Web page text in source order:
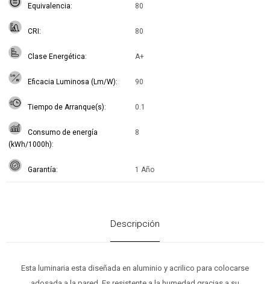
Equivalencia 80
CRI 80
Clase Energética A+
Eficacia Luminosa (Lm/W) 90
Tiempo de Arranque(s) 0.1
Consumo de energía
(kWh/1000h)
8
Garantía 1 Año
Descripción
Esta luminaria esta diseñada en aluminio y acrilico para colocarse